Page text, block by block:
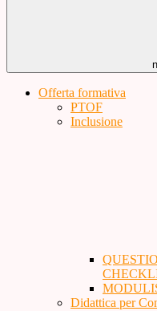
Offerta formativa
PTOF
Inclusione
Didattica per